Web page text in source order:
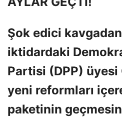
Şok edici
iktidardaki
Partisi (DPP) üyesi
yeni reformları
paketinin